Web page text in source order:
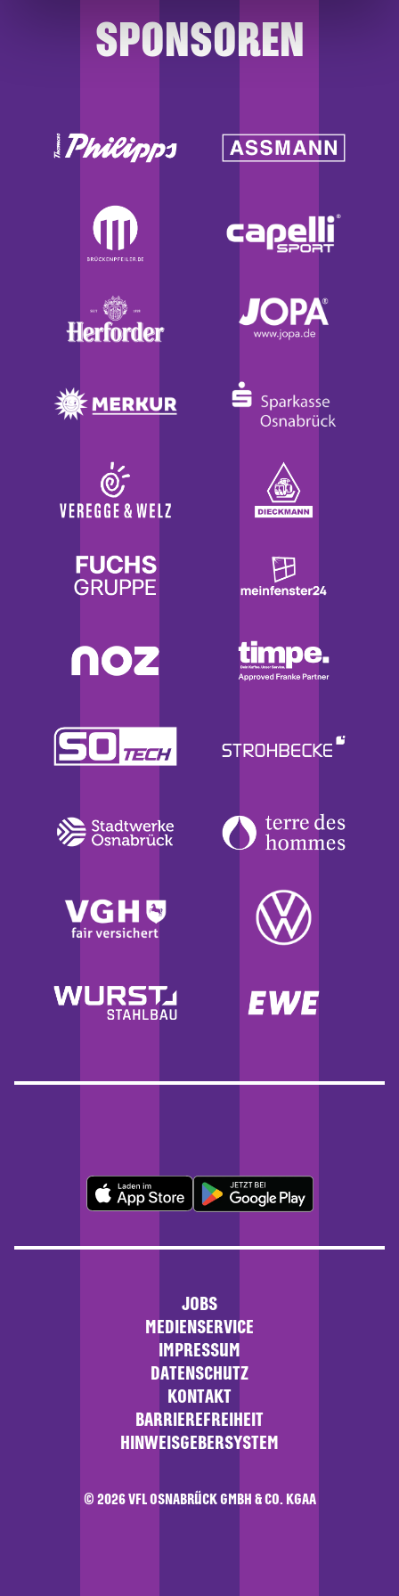
gesammelt haben.SPONSOREN
JOBS
MEDIENSERVICE
IMPRESSUM
DATENSCHUTZ
KONTAKT
BARRIEREFREIHEIT
HINWEISGEBERSYSTEM
© 2026 VFL OSNABRÜCK GMBH & CO. KGAA